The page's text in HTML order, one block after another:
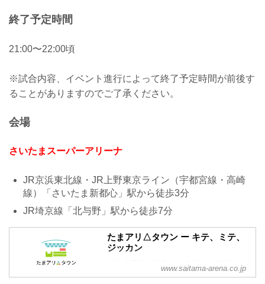
終了予定時間
21:00〜22:00頃
※試合内容、イベント進行によって終了予定時間が前後す
ることがありますのでご了承ください。
会場
さいたまスーパーアリーナ
JR京浜東北線・JR上野東京ライン（宇都宮線・高崎
線）「さいたま新都心」駅から徒歩3分
JR埼京線「北与野」駅から徒歩7分
たまアリ△タウン ー キテ、ミテ、
ジッカン
「たまアリ△タウン」のサイトです。
「さいたまスーパーアリーナ」、「けや
www.saitama-arena.co.jp